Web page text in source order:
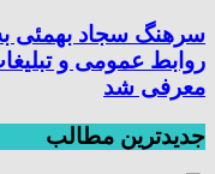
سرهنگ سجاد بهمئی
روابط عمومی و
معرفی شد
جدیدترین مطالب